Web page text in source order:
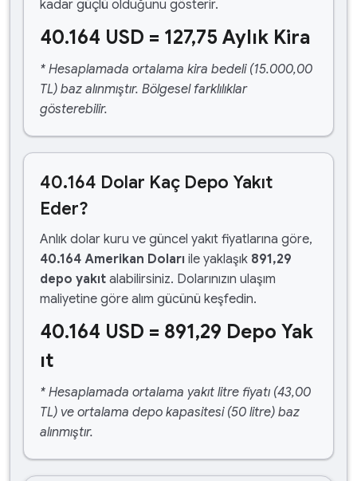
kadar güçlü olduğunu gösterir.
40.164 USD = 127,75 Aylık Kira
* Hesaplamada ortalama kira bedeli (15.000,00
TL) baz alınmıştır. Bölgesel farklılıklar
gösterebilir.
40.164 Dolar Kaç Depo Yakıt
Eder?
Anlık dolar kuru ve güncel yakıt fiyatlarına göre,
40.164 Amerikan Doları ile yaklaşık 891,29
depo yakıt alabilirsiniz. Dolarınızın ulaşım
maliyetine göre alım gücünü keşfedin.
40.164 USD = 891,29 Depo Yak
ıt
* Hesaplamada ortalama yakıt litre fiyatı (43,00
TL) ve ortalama depo kapasitesi (50 litre) baz
alınmıştır.